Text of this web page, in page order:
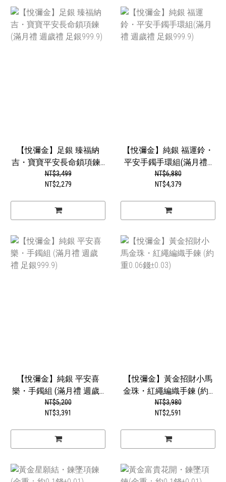
【悅彌金】足銀 臻福納
吉・寶寶平安長命鎖項鍊...
NT$3,499
NT$2,279
【悅彌金】純銀 福運鈴・
平安手鐲手環組(滿月禮...
NT$6,880
NT$4,379
【悅彌金】純銀 平安喜
樂・手鐲組 (滿月禮 週歲...
NT$5,200
NT$3,391
【悅彌金】黃金招財小馬
金珠・紅繩編織手鍊 (約...
NT$3,980
NT$2,591